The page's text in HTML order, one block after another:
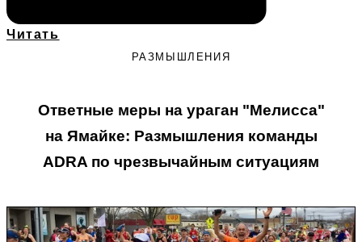
Читать
РАЗМЫШЛЕНИЯ
Ответные меры на ураган "Мелисса"
на Ямайке: Размышления команды
ADRA по чрезвычайным ситуациям